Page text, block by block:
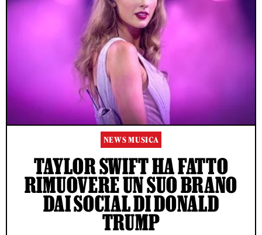
NEWS MUSICA
TAYLOR SWIFT HA FATTO
RIMUOVERE UN SUO BRANO
DAI SOCIAL DI DONALD
TRUMP